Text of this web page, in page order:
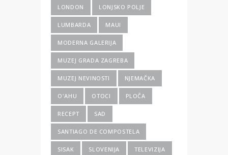
LONDON LONJSKO POLJE
LUMBARDA MAUI
MODERNA GALERIJA
MUZEJ GRADA ZAGREBA
MUZEJ NEVINOSTI NJEMAČKA
O'AHU OTOCI PLOČA
RECEPT SAD
SANTIAGO DE COMPOSTELA
SISAK SLOVENIJA TELEVIZIJA